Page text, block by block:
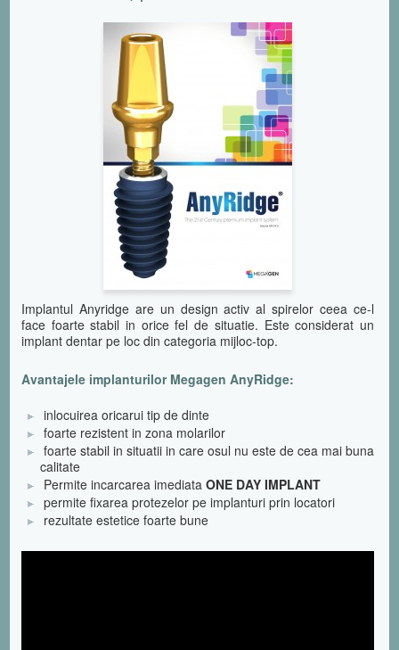
Implantul Anyridge are un design activ al spirelor ceea ce-l
face foarte stabil in orice fel de situatie. Este considerat un
implant dentar pe loc din categoria mijloc-top.
Avantajele implanturilor Megagen AnyRidge:
inlocuirea oricarui tip de dinte
foarte rezistent in zona molarilor
foarte stabil in situatii in care osul nu este de cea mai buna
calitate
Permite incarcarea imediata ONE DAY IMPLANT
permite fixarea protezelor pe implanturi prin locatori
rezultate estetice foarte bune